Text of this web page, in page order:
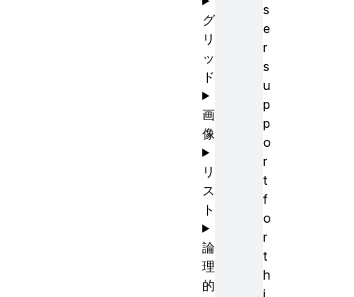
s
e
r
s
u
p
p
o
r
t
f
o
r
t
h
グ
リ
ッ
ド
画
像
リ
ス
ト
論
理
的